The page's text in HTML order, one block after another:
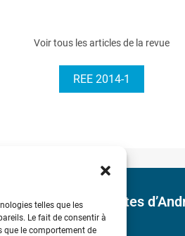
telles que les
Le fait de consentir à
que le comportement de
Voir tous les articles de la revue
REE 2014-1
des découvertes